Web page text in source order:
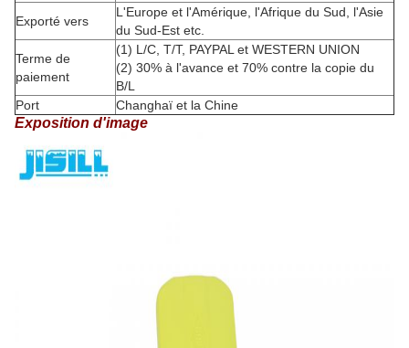
Exporté vers
L'Europe et l'Amérique, l'Afrique du Sud, l'Asie
du Sud-Est etc.
Terme de
paiement
(1) L/C, T/T, PAYPAL et WESTERN UNION
(2) 30% à l'avance et 70% contre la copie du
B/L
Port
Changhaï et la Chine
Exposition d'image